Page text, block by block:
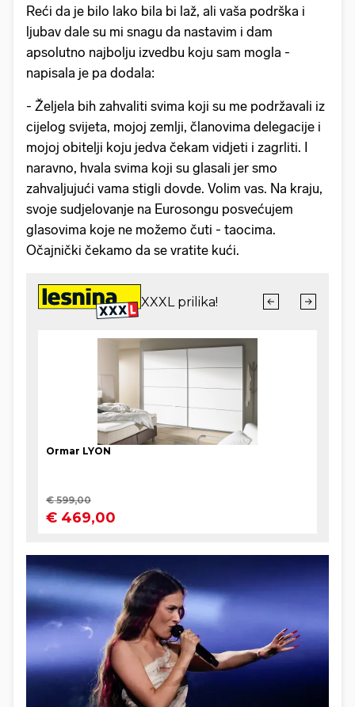
Reći da je bilo lako bila bi laž, ali vaša podrška i
ljubav dale su mi snagu da nastavim i dam
apsolutno najbolju izvedbu koju sam mogla -
napisala je pa dodala:
- Željela bih zahvaliti svima koji su me podržavali iz
cijelog svijeta, mojoj zemlji, članovima delegacije i
mojoj obitelji koju jedva čekam vidjeti i zagrliti. I
naravno, hvala svima koji su glasali jer smo
zahvaljujući vama stigli dovde. Volim vas. Na kraju,
svoje sudjelovanje na Eurosongu posvećujem
glasovima koje ne možemo čuti - taocima.
Očajnički čekamo da se vratite kući.